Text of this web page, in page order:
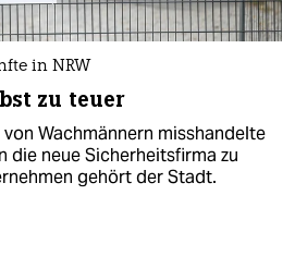
in NRW
zu teuer
Wachmännern misshandelte
die neue Sicherheitsfirma zu
gehört der Stadt.